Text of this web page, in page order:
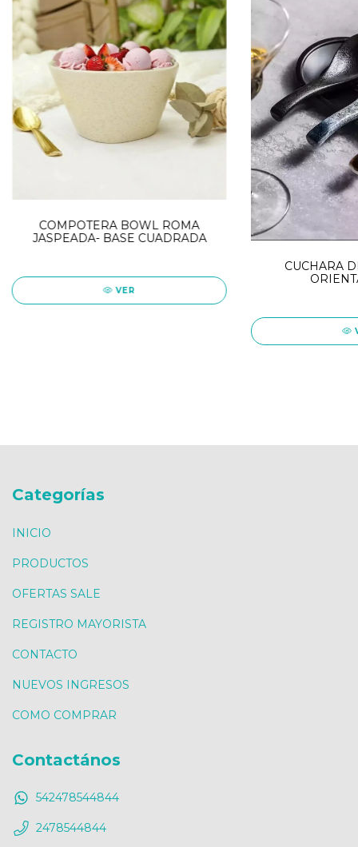
COMPOTERA BOWL ROMA
JASPEADA- BASE CUADRADA
VER
CUCHARA
Categorías
INICIO
PRODUCTOS
OFERTAS SALE
REGISTRO MAYORISTA
CONTACTO
NUEVOS INGRESOS
COMO COMPRAR
Contactános
542478544844
2478544844